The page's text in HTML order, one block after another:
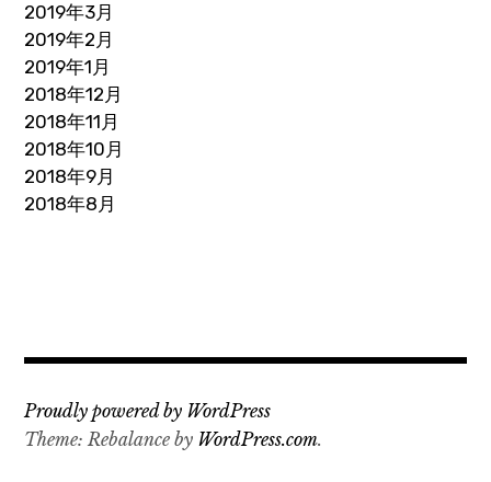
2019年3月
2019年2月
2019年1月
2018年12月
2018年11月
2018年10月
2018年9月
2018年8月
Proudly powered by WordPress
Theme: Rebalance by WordPress.com.